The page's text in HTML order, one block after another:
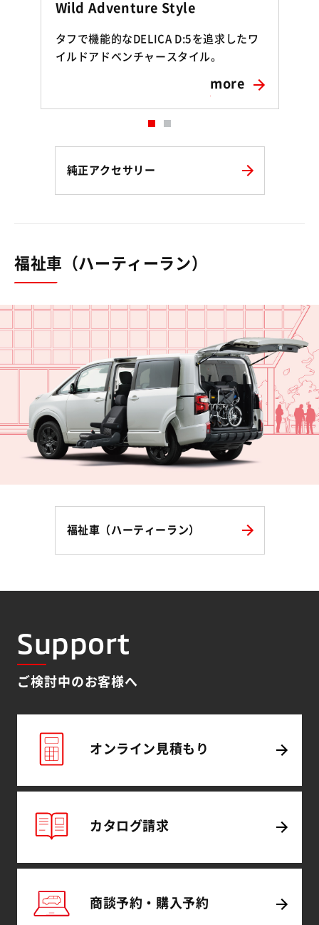
Wild Adventure Style
タフで機能的なDELICA D:5を追求したワ
イルドアドベンチャースタイル。
more
純正アクセサリー
福祉車（ハーティーラン）
福祉車（ハーティーラン）
Support
ご検討中のお客様へ
オンライン 見積もり
カタログ請求
商談予約・ 購入予約